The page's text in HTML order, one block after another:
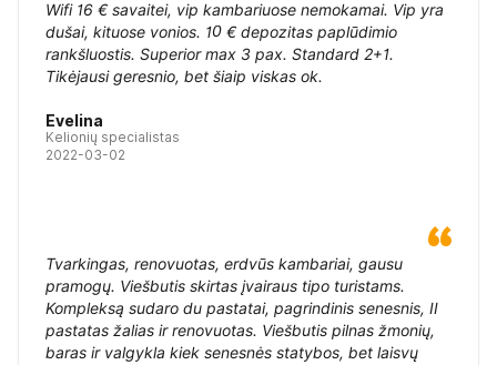
Wifi 16 € savaitei, vip kambariuose nemokamai. Vip yra
dušai, kituose vonios. 10 € depozitas paplūdimio
rankšluostis. Superior max 3 pax. Standard 2+1.
Tikėjausi geresnio, bet šiaip viskas ok.
Evelina
Kelionių specialistas
2022-03-02
Tvarkingas, renovuotas, erdvūs kambariai, gausu
pramogų. Viešbutis skirtas įvairaus tipo turistams.
Kompleksą sudaro du pastatai, pagrindinis senesnis, II
pastatas žalias ir renovuotas. Viešbutis pilnas žmonių,
baras ir valgykla kiek senesnės statybos, bet laisvų